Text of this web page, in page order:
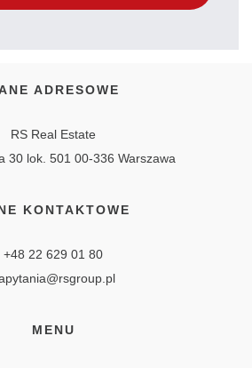
ADRESOWE
RS Real Estate
30 lok. 501 00-336 Warszawa
KONTAKTOWE
+48 22 629 01 80
MENU